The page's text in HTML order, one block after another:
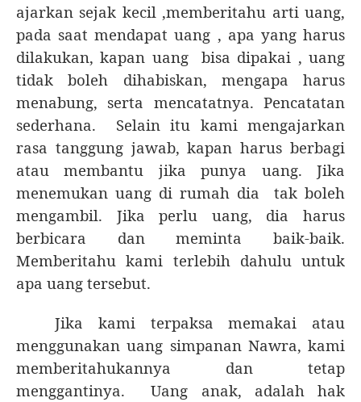
ajarkan sejak kecil ,memberitahu arti uang,
pada saat mendapat uang , apa yang harus
dilakukan, kapan uang
bisa dipakai , uang
tidak boleh dihabiskan, mengapa harus
menabung, serta mencatatnya. Pencatatan
sederhana.
Selain itu kami mengajarkan
rasa tanggung jawab, kapan harus berbagi
atau membantu jika punya uang. Jika
menemukan uang di rumah dia
tak boleh
mengambil. Jika perlu uang, dia harus
berbicara dan meminta baik-baik.
Memberitahu kami terlebih dahulu untuk
apa uang tersebut.
Jika kami terpaksa memakai atau
menggunakan uang simpanan Nawra, kami
memberitahukannya dan tetap
menggantinya.
Uang anak, adalah hak